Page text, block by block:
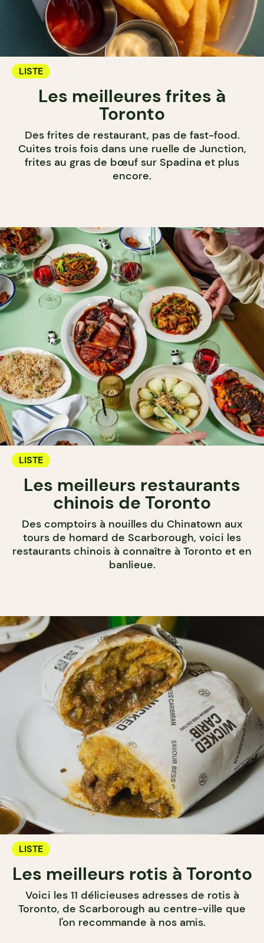
LISTE
Les meilleures frites à
Toronto
Des frites de restaurant, pas de fast-food.
Cuites trois fois dans une ruelle de Junction,
frites au gras de bœuf sur Spadina et plus
encore.
LISTE
Les meilleurs restaurants
chinois de Toronto
Des comptoirs à nouilles du Chinatown aux
tours de homard de Scarborough, voici les
restaurants chinois à connaître à Toronto et en
banlieue.
LISTE
Les meilleurs rotis à Toronto
Voici les 11 délicieuses adresses de rotis à
Toronto, de Scarborough au centre-ville que
l'on recommande à nos amis.